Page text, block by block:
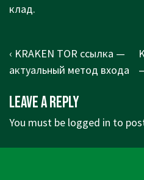
клад.
Post
navigation
Previous
Post
‹ KRAKEN TOR ссылка —
актуальный метод входа
Leave a Reply
You must be logged in to